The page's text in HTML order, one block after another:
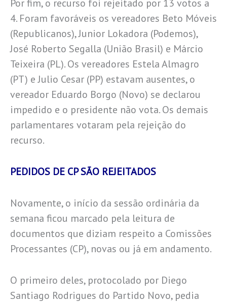
Por fim, o recurso foi rejeitado por 13 votos a
4. Foram favoráveis os vereadores Beto Móveis
(Republicanos), Junior Lokadora (Podemos),
José Roberto Segalla (União Brasil) e Márcio
Teixeira (PL). Os vereadores Estela Almagro
(PT) e Julio Cesar (PP) estavam ausentes, o
vereador Eduardo Borgo (Novo) se declarou
impedido e o presidente não vota. Os demais
parlamentares votaram pela rejeição do
recurso.
PEDIDOS DE CP SÃO REJEITADOS
Novamente, o início da sessão ordinária da
semana ficou marcado pela leitura de
documentos que diziam respeito a Comissões
Processantes (CP), novas ou já em andamento.
O primeiro deles, protocolado por Diego
Santiago Rodrigues do Partido Novo, pedia